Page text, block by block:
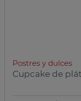
Postres y dulces
Cupcake de